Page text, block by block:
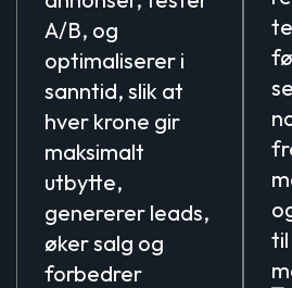
A/B, og
optimaliserer i
sanntid, slik at
hver krone gir
maksimalt
utbytte,
genererer leads,
øker salg og
forbedrer
til